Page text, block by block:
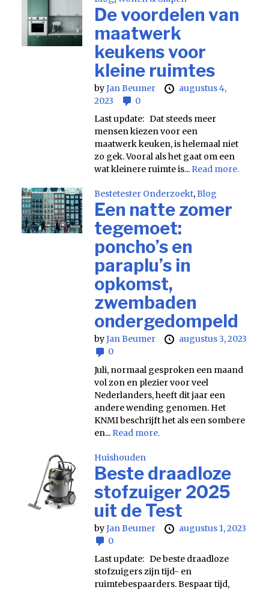
De voordelen van
maatwerk
keukens voor
kleine ruimtes
byJan Beumer
augustus 4,
2023
0
Last update: Dat steeds meer
mensen kiezen voor een
maatwerk keuken, is helemaal niet
zo gek. Vooral als het gaat om een
wat kleinere ruimte is... Read more.
Bestetester Onderzoekt,Blog
Een natte zomer
tegemoet:
poncho’s en
paraplu’s in
opkomst,
zwembaden
ondergedompeld
byJan Beumer
augustus 3, 2023
0
Juli, normaal gesproken een maand
vol zon en plezier voor veel
Nederlanders, heeft dit jaar een
andere wending genomen. Het
KNMI beschrijft het als een sombere
en... Read more.
Huishouden
Beste draadloze
stofzuiger 2025
uit de Test
byJan Beumer
augustus 1, 2023
0
Last update: De beste draadloze
stofzuigers zijn tijd- en
ruimtebespaarders. Bespaar tijd,